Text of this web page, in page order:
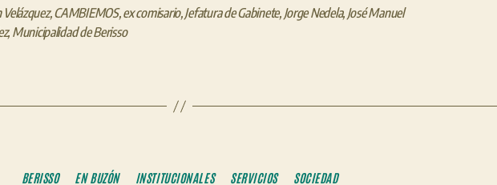
,CAMBIEMOS,ex comisario,Jefatura de Gabinete, Jorge Nedela, José Manuel
, Municipalidad de Berisso
Categorías
BERISSO EN BUZÓN INSTITUCIONALES SERVICIOS SOCIEDAD